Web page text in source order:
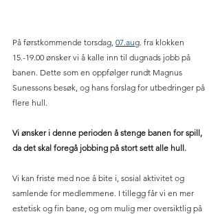
På førstkommende torsdag, 07.aug. fra klokken
15.-19.00 ønsker vi å kalle inn til dugnads jobb på
banen. Dette som en oppfølger rundt Magnus
Sunessons besøk, og hans forslag for utbedringer på
flere hull.
Vi ønsker i denne perioden å stenge banen for spill,
da det skal foregå jobbing på stort sett alle hull.
Vi kan friste med noe å bite i, sosial aktivitet og
samlende for medlemmene. I tillegg får vi en mer
estetisk og fin bane, og om mulig mer oversiktlig på